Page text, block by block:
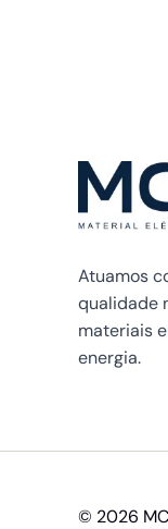
Atuamos
qualidade
materiais
energia.
© 2026